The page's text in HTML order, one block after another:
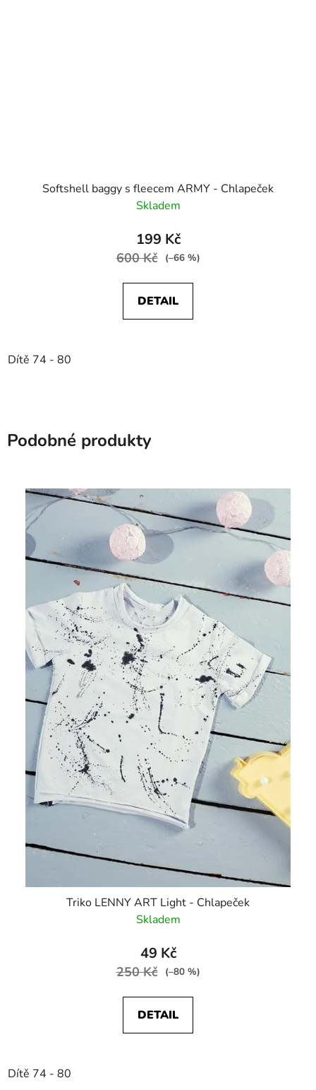
Softshell baggy s fleecem ARMY - Chlapeček
Skladem
199 Kč
600 Kč (–66 %)
DETAIL
Dítě 74 - 80
Podobné produkty
Triko LENNY ART Light - Chlapeček
Skladem
49 Kč
250 Kč (–80 %)
DETAIL
Dítě 74 - 80